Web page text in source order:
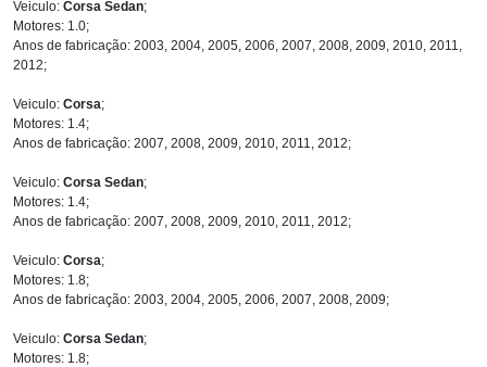
Veiculo: Corsa Sedan;
Motores: 1.0;
Anos de fabricação: 2003, 2004, 2005, 2006, 2007, 2008, 2009, 2010, 2011,
2012;
Veiculo: Corsa;
Motores: 1.4;
Anos de fabricação: 2007, 2008, 2009, 2010, 2011, 2012;
Veiculo: Corsa Sedan;
Motores: 1.4;
Anos de fabricação: 2007, 2008, 2009, 2010, 2011, 2012;
Veiculo: Corsa;
Motores: 1.8;
Anos de fabricação: 2003, 2004, 2005, 2006, 2007, 2008, 2009;
Veiculo: Corsa Sedan;
Motores: 1.8;